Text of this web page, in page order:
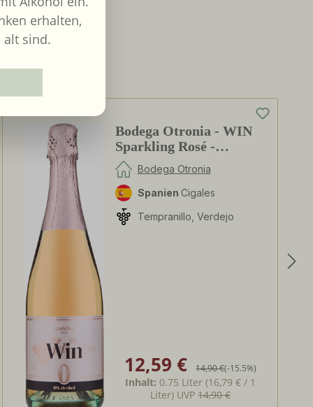
Bodega Otronia - WIN
Sparkling Rosé -
alkoholfrei
Bodega Otronia
Spanien Cigales
Tempranillo, Verdejo
Verkaufspreis:
12,59 € Regulärer Preis:
14,90 €(-15.5%)
Inhalt: 0.75 Liter(16,79 € / 1
Liter) UVP14,90 €
erhalten,
alt sind.